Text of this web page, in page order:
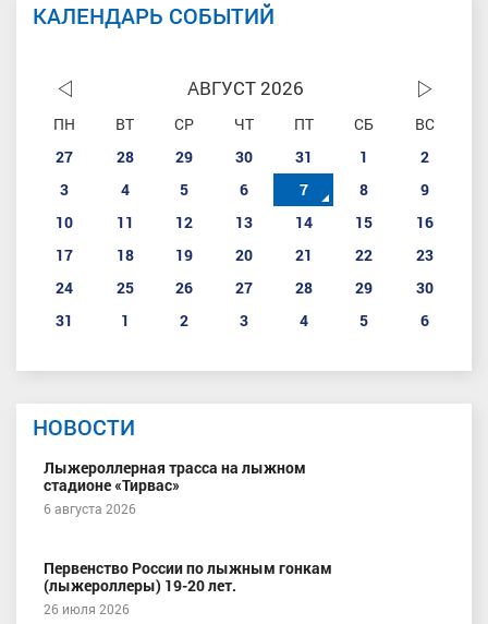
КАЛЕНДАРЬ СОБЫТИЙ
АВГУСТ 2026
ПН ВТ СР ЧТ ПТ СБ
ВС
27
28 29 30 31 1
2
3
4 5 6 7 8
9
10
11 12 13 14 15
16
17
18 19 20 21 22
23
24
25 26 27 28 29
30
31
1 2 3 4 5 6
НОВОСТИ
Лыжероллерная трасса на лыжном
стадионе «Тирвас»
6 августа 2026
Первенство России по лыжным гонкам
(лыжероллеры) 19-20 лет.
26 июля 2026